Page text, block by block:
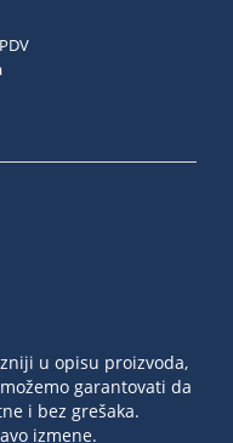
u opisu proizvoda,
garantovati da
i bez grešaka.
izmene.